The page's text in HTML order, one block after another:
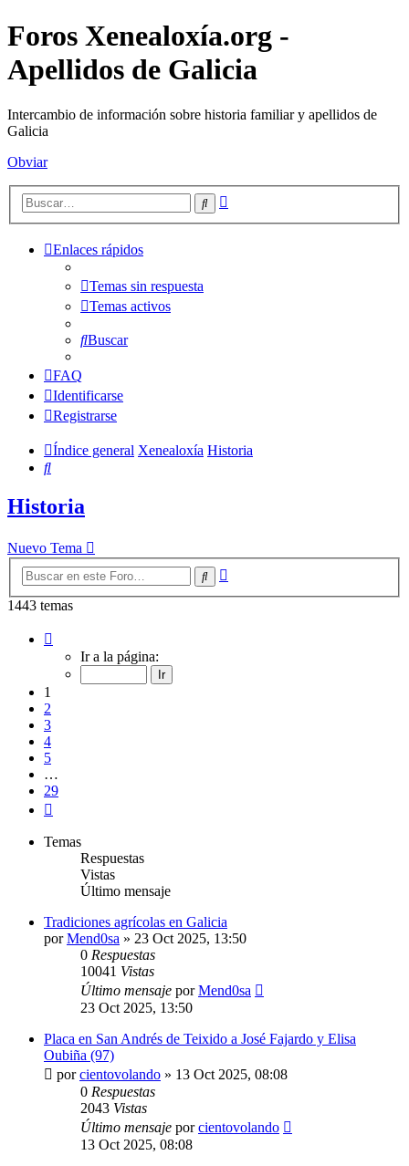
Foros Xenealoxía.org -
Apellidos de Galicia
Intercambio de información sobre historia familiar y apellidos de
Galicia
Obviar
Buscar
Enlaces rápidos
Temas sin respuesta
Temas activos
Buscar
FAQ
Identificarse
Registrarse
Índice general Xenealoxía Historia
Buscar
Historia
Nuevo Tema
Buscar
1443 temas
Ir a la página:
1
2
3
4
5
…
29
Temas
Respuestas
Vistas
Último mensaje
Tradiciones agrícolas en Galicia
porMend0sa » 23 Oct 2025, 13:50
0 Respuestas
10041 Vistas
Último mensaje porMend0sa
23 Oct 2025, 13:50
Placa en San Andrés de Teixido a José Fajardo y Elisa
Oubiña (97)
porcientovolando » 13 Oct 2025, 08:08
0 Respuestas
2043 Vistas
Último mensaje porcientovolando
13 Oct 2025, 08:08